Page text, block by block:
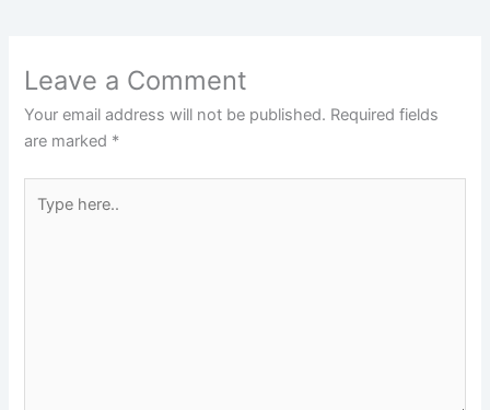
Leave a Comment
Your email address will not be published. Required fields
are marked *
here..